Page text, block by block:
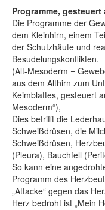
Programme,
Die Programme der
dem Kleinhirn, einem
der Schutzhäute und
Besudelungskonflikten.
(Alt-Mesoderm =
aus dem Althirn zum
Keimblattes, gesteuert
Mesoderm“),
Dies betrifft die
Schweißdrüsen, die
Schweißdrüsen,
(Pleura), Bauchfell
So kann eine
Programm des
„Attacke“ gegen das
Herz bedroht ist „Mein